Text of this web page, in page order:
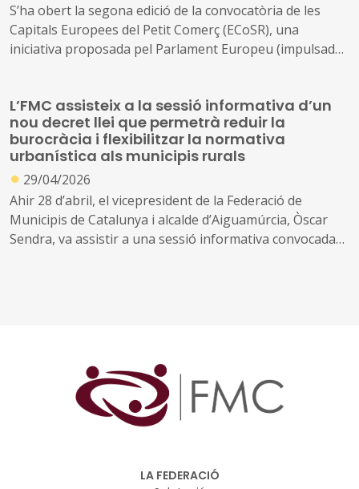
S’ha obert la segona edició de la convocatòria de les
Capitals Europees del Petit Comerç (ECoSR), una
iniciativa proposada pel Parlament Europeu (impulsada
suport al petit comerç i la revitalització dels centres
urbans. La primera edició va reconèixer Barcelona,
Caldas da Rainha (Portugal) i Silandro/Schlanders (Itàlia)
com a guanyadores el gener de 2026.
L’FMC assisteix a la sessió informativa d’un
nou decret llei que permetrà reduir la
burocràcia i flexibilitzar la normativa
urbanística als municipis rurals
● 29/04/2026
Ahir 28 d’abril, el vicepresident de la Federació de
Municipis de Catalunya i alcalde d’Aiguamúrcia, Òscar
Sendra, va assistir a una sessió informativa convocada
L’objectiu del decret llei és fer front a la situació de
desequilibri territorial a Catalunya, i en concret de
despoblament dels municipis rurals, amb eines
urbanístiques i de contractació
LA FEDERACIÓ